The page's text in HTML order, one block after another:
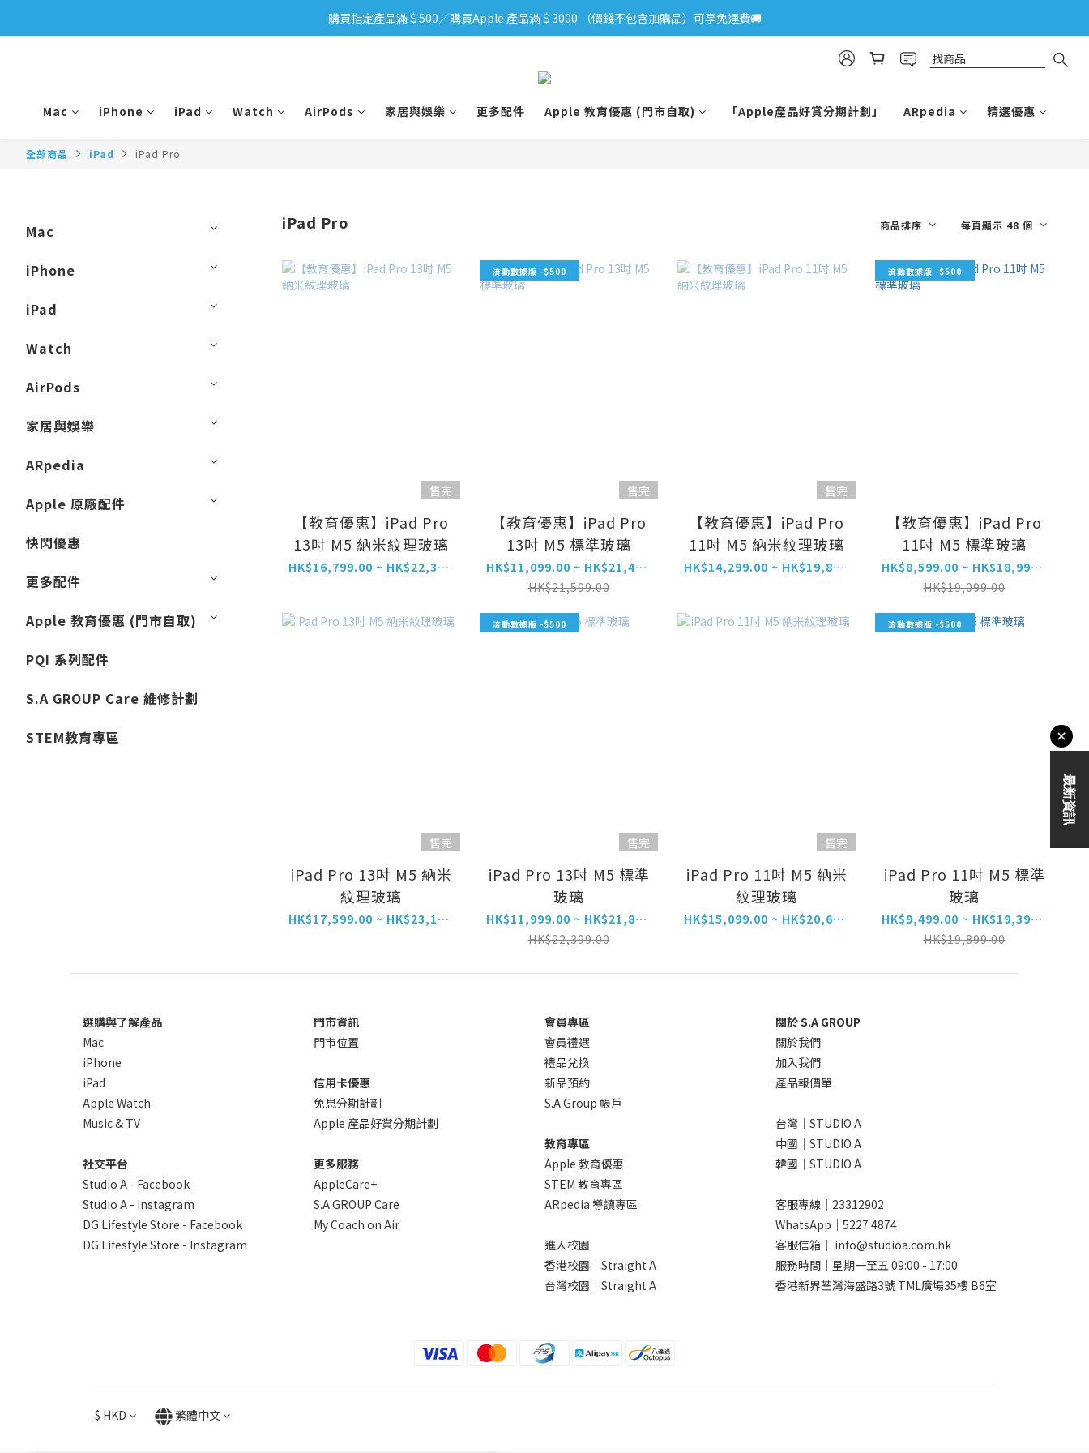
iPhone 17 系列新登場！立即訂購
購買指定產品滿＄500／購買Apple 產品滿＄3000 （價錢不包含加購品）可享免運費🚚
Mac iPhone iPad Watch AirPods 家居與娛樂 更多配件 Apple 教育優惠 (門市自取) 「Apple產品好賞分期計劃」 ARpedia 精選優惠
全部商品 iPad iPad Pro
Mac
iPhone
iPad
Watch
AirPods
家居與娛樂
ARpedia
Apple 原廠配件
快閃優惠
更多配件
Apple 教育優惠 (門市自取)
PQI 系列配件
S.A GROUP Care 維修計劃
STEM教育專區
iPad Pro 商品排序 每頁顯示 48 個
售完
【教育優惠】iPad Pro
13吋 M5 納米紋理玻璃
HK$16,799.00 ~ HK$22,399.00
流動數據版 -$500
售完
【教育優惠】iPad Pro
13吋 M5 標準玻璃
HK$11,099.00 ~ HK$21,499.00
HK$21,599.00
售完
【教育優惠】iPad Pro
11吋 M5 納米紋理玻璃
HK$14,299.00 ~ HK$19,899.00
流動數據版 -$500
【教育優惠】iPad Pro
11吋 M5 標準玻璃
HK$8,599.00 ~ HK$18,999.00
HK$19,099.00
售完
iPad Pro 13吋 M5 納米
紋理玻璃
HK$17,599.00 ~ HK$23,199.00
流動數據版 -$500
售完
iPad Pro 13吋 M5 標準
玻璃
HK$11,999.00 ~ HK$21,899.00
HK$22,399.00
售完
iPad Pro 11吋 M5 納米
紋理玻璃
HK$15,099.00 ~ HK$20,699.00
流動數據版 -$500
iPad Pro 11吋 M5 標準
玻璃
HK$9,499.00 ~ HK$19,399.00
HK$19,899.00
選購與了解產品
Mac
iPhone
iPad
Apple Watch
Music & TV
社交平台
Studio A - Facebook
Studio A - Instagram
DG Lifestyle Store - Facebook
DG Lifestyle Store - Instagram
門市資訊
門市位置
信用卡優惠
免息分期計劃
Apple 產品好賞分期計劃
更多服務
AppleCare+
S.A GROUP Care
My Coach on Air
會員專區
會員禮遇
禮品兌換
新品預約
S.A Group 帳戶
教育專區
Apple 教育優惠
STEM 教育專區
ARpedia 導讀專區
進入校園
香港校園｜Straight A
台灣校園｜Straight A
關於 S.A GROUP
關於我們
加入我們
產品報價單
台灣｜STUDIO A
中國｜STUDIO A
韓國｜STUDIO A
客服專線｜23312902
WhatsApp｜ 5227 4874
客服信箱｜ info@studioa.com.hk
服務時間｜星期一至五 09:00 - 17:00
香港新界荃灣海盛路3號 TML廣場35樓 B6室
$ HKD 繁體中文